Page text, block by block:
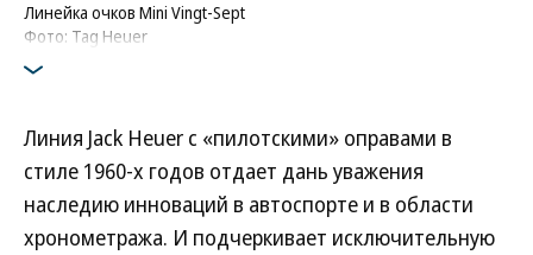
Линейка очков Mini Vingt-Sept
Фото: Tag Heuer
Линия Jack Heuer с «пилотскими» оправами в
стиле 1960-х годов отдает дань уважения
наследию инноваций в автоспорте и в области
хронометража. И подчеркивает исключительную